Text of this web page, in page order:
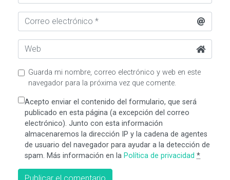
Guarda mi nombre, correo electrónico y web en este
navegador para la próxima vez que comente.
Acepto enviar el contenido del formulario, que será
publicado en esta página (a excepción del correo
electrónico). Junto con esta información
almacenaremos la dirección IP y la cadena de agentes
de usuario del navegador para ayudar a la detección de
spam. Más información en la Política de privacidad *